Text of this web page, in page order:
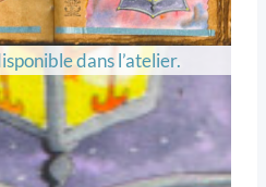
dans l’atelier.